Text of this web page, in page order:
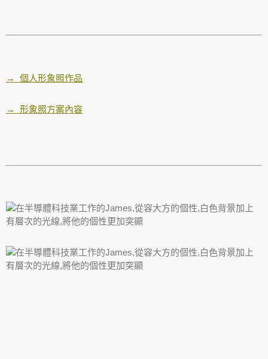
→ 個人形象照作品
→ 形象照方案內容